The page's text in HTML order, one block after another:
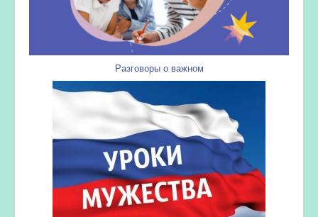
Разговоры о важном